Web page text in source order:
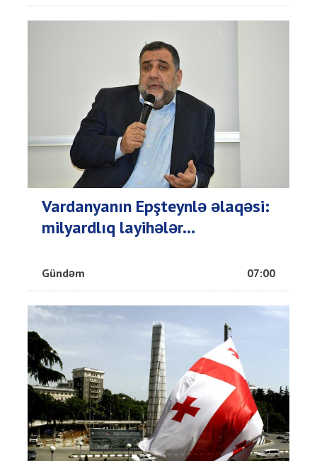
Vardanyanın Epşteynlə əlaqəsi:
milyardlıq layihələr...
Gündəm 07:00